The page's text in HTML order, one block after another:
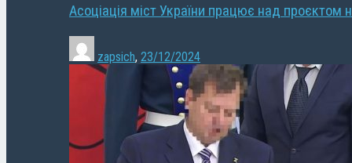
Асоціація міст України працює над проєктом
zapsich, 23/12/2024